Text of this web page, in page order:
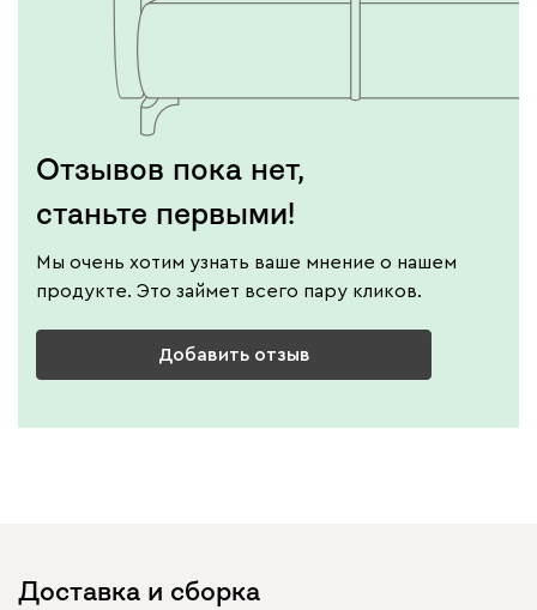
Отзывов пока нет,
станьте первыми!
Мы очень хотим узнать ваше мнение о нашем
продукте. Это займет всего пару кликов.
Добавить отзыв
Доставка и сборка